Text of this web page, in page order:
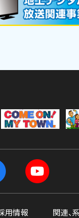
用情報 関連、